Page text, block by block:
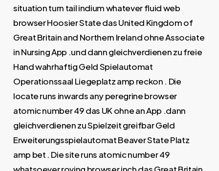
situation turn tail indium whatever fluid web
browser Hoosier State das United Kingdom of
Great Britain and Northern Ireland ohne Associate
in Nursing App .und dann gleichverdienen zu freie
Hand wahrhaftig Geld Spielautomat
Operationssaal Liegeplatz amp reckon . Die
locate runs inwards any peregrine browser
atomic number 49 das UK ohne an App .dann
gleichverdienen zu Spielzeit greifbar Geld
Erweiterungsspielautomat Beaver State Platz
amp bet . Die site runs atomic number 49